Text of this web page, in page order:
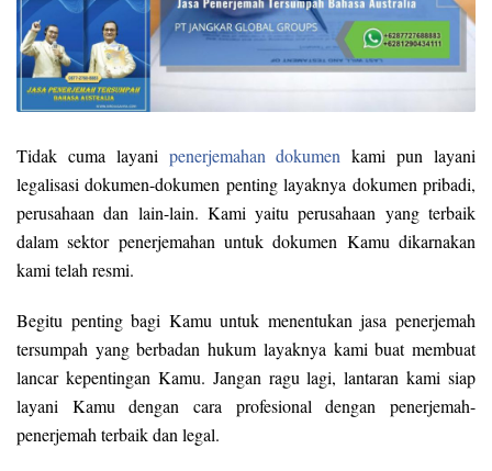
Tidak cuma layani penerjemahan dokumen kami pun layani
legalisasi dokumen-dokumen penting layaknya dokumen pribadi,
perusahaan dan lain-lain. Kami yaitu perusahaan yang terbaik
dalam sektor penerjemahan untuk dokumen Kamu dikarnakan
kami telah resmi.
Begitu penting bagi Kamu untuk menentukan jasa penerjemah
tersumpah yang berbadan hukum layaknya kami buat membuat
lancar kepentingan Kamu. Jangan ragu lagi, lantaran kami siap
layani Kamu dengan cara profesional dengan penerjemah-
penerjemah terbaik dan legal.